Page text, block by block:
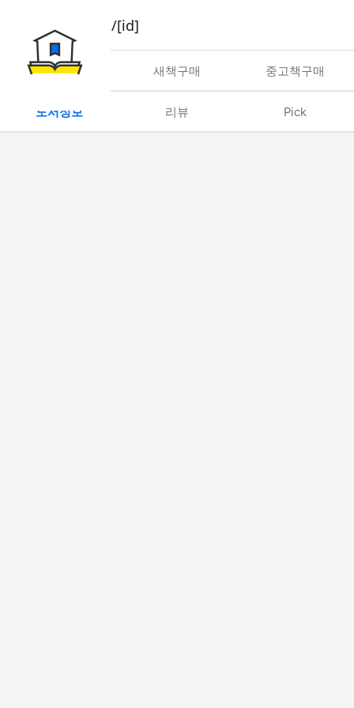
book/rent/[id]
대여 새책구매 중고책구매
도서정보 리뷰 Pick